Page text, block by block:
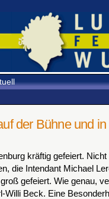
der Bühne und
kräftig gefeiert.
die Intendant Michael
gefeiert. Wie genau,
Willi Beck. Eine